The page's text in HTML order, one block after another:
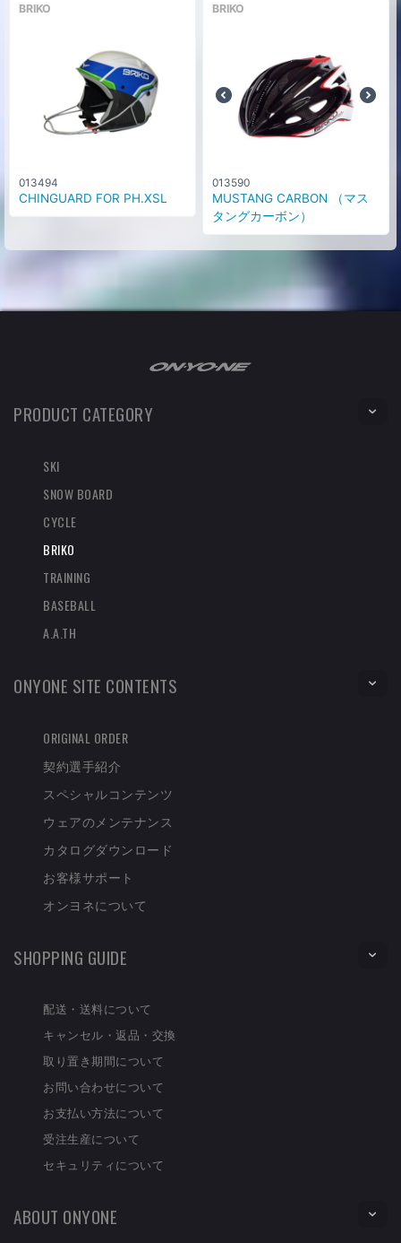
BRIKO
013494
CHINGUARD FOR PH.XSL
BRIKO
013590
MUSTANG CARBON （マス
タングカーボン）
PRODUCT CATEGORY
SKI
SNOW BOARD
CYCLE
BRIKO
TRAINING
BASEBALL
A.A.TH
ONYONE SITE CONTENTS
ORIGINAL ORDER
契約選手紹介
スペシャルコンテンツ
ウェアのメンテナンス
カタログダウンロード
お客様サポート
オンヨネについて
SHOPPING GUIDE
配送・送料について
キャンセル・返品・交換
取り置き期間について
お問い合わせについて
お支払い方法について
受注生産について
セキュリティについて
ABOUT ONYONE